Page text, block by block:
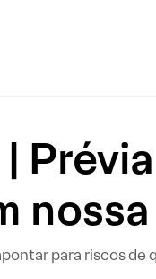
para riscos de